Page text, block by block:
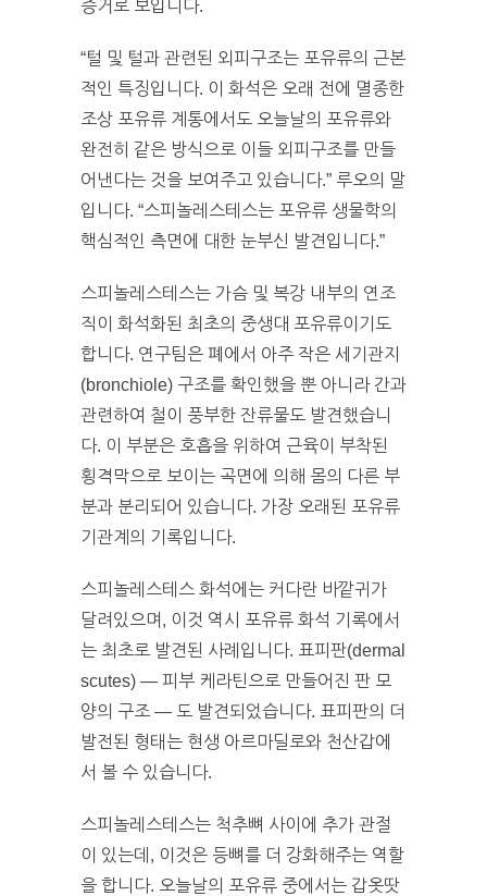
증거로 보입니다.
“털 및 털과 관련된 외피구조는 포유류의 근본
적인 특징입니다. 이 화석은 오래 전에 멸종한
조상 포유류 계통에서도 오늘날의 포유류와
완전히 같은 방식으로 이들 외피구조를 만들
어낸다는 것을 보여주고 있습니다.” 루오의 말
입니다. “스피놀레스테스는 포유류 생물학의
핵심적인 측면에 대한 눈부신 발견입니다.”
스피놀레스테스는 가슴 및 복강 내부의 연조
직이 화석화된 최초의 중생대 포유류이기도
합니다. 연구팀은 폐에서 아주 작은 세기관지
(bronchiole) 구조를 확인했을 뿐 아니라 간과
관련하여 철이 풍부한 잔류물도 발견했습니
다. 이 부분은 호흡을 위하여 근육이 부착된
횡격막으로 보이는 곡면에 의해 몸의 다른 부
분과 분리되어 있습니다. 가장 오래된 포유류
기관계의 기록입니다.
스피놀레스테스 화석에는 커다란 바깥귀가
달려있으며, 이것 역시 포유류 화석 기록에서
는 최초로 발견된 사례입니다. 표피판(dermal
scutes) — 피부 케라틴으로 만들어진 판 모
양의 구조 — 도 발견되었습니다. 표피판의 더
발전된 형태는 현생 아르마딜로와 천산갑에
서 볼 수 있습니다.
스피놀레스테스는 척추뼈 사이에 추가 관절
이 있는데, 이것은 등뼈를 더 강화해주는 역할
을 합니다. 오늘날의 포유류 중에서는 갑옷땃